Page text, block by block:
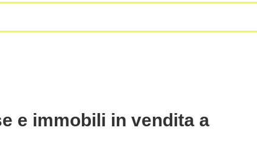
e immobili in vendita a